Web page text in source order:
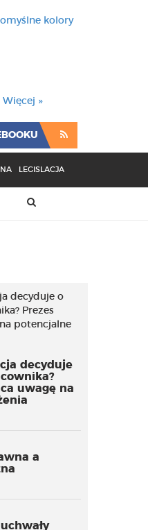
kolory
Więcej »
LEGISLACJA
decyduje
uwagę na
a